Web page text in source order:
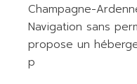
Champagne-
Navigation sans
propose un
p